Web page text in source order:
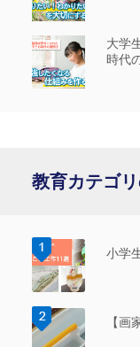
大学
時代
教育カテゴ
小学
【画